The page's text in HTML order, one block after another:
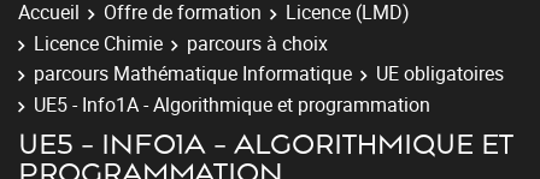
Accueil Offre de formation
Licence (LMD)
Licence Chimie
parcours à choix
parcours Mathématique Informatique
UE obligatoires
UE5 - Info1A - Algorithmique et programmation
UE5 - INFO1A - ALGORITHMIQUE ET